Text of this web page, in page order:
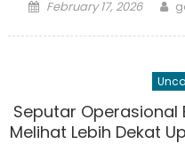
Posted
February 17, 2026
Seputar Operasional
Melihat Lebih Dekat